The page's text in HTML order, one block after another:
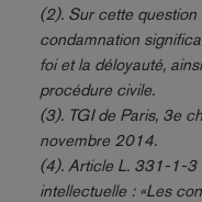
(2). Sur cette
condamnation
foi et la déloyauté,
procédure civile.
(3). TGI de Paris, 3e
novembre 2014.
(4). Article L. 331-1-3
intellectuelle : «Les